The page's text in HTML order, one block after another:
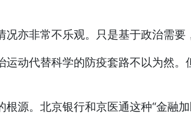
亦非常不乐观。只是基于政治需要
动代替科学的防疫套路不以为然
源。北京银行和京医通这种“金融